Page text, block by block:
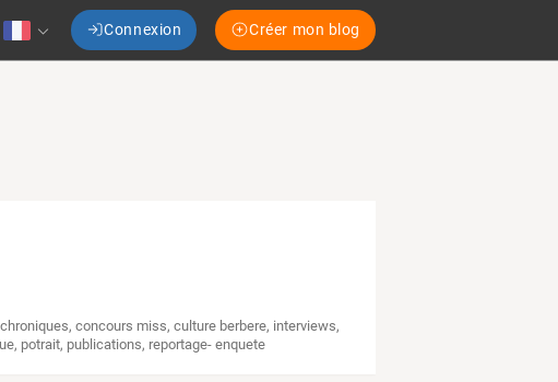
Connexion Créer mon blog
chroniques,concours miss,culture berbere, interviews,
, potrait, publications, reportage- enquete